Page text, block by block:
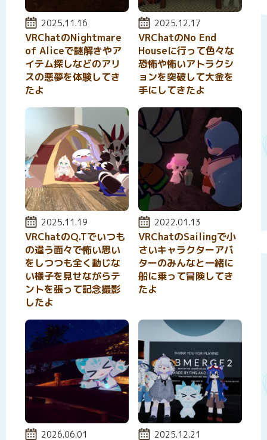
投稿日:
2025.11.16
VRChatのNightmare
of Aliceで謎解きやア
イテム探しなどのアリ
スの悪夢を体験してき
たよ
投稿日:
2025.12.17
VRChatのNo End
Houseに行って色々な
恐怖や怖いアトラクシ
ョンを突破して大金を
手にしてきたよ
投稿日:
2025.11.19
VRChatのQ.Tでいつも
の違う面々で怖い思い
をしつつも全く動じな
い様子を見せながらテ
ントを張って記念撮影
したよ
投稿日:
2022.01.13
VRChatのSailingで小
さいキャラクターアバ
ターのみんなと一緒に
船に乗って冒険してき
たよ
投稿日:
2026.06.01 投稿日:
2025.12.21